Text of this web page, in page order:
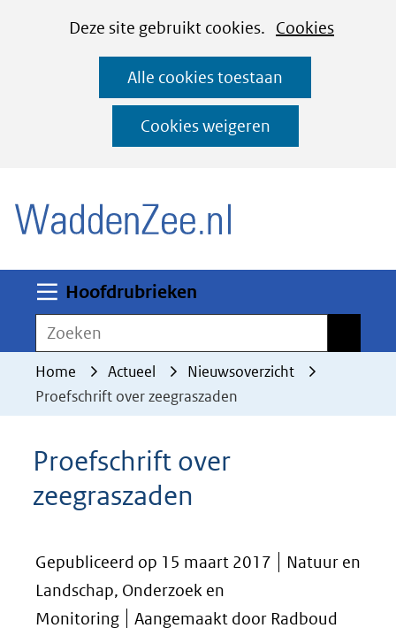
CookiesDeze site gebruikt cookies. Cookies
deze
worden
toegestaan
geweigerd.
Alle cookies toestaan
Cookies weigeren
Ga
naar
de
inhoud
Hoofdrubrieken
Zoeken
Home Actueel
Nieuwsoverzicht
Proefschrift over zeegraszaden
Proefschrift over
zeegraszaden
Gepubliceerd op 15 maart 2017
Natuur en
Landschap, Onderzoek en
Monitoring
Aangemaakt door Radboud